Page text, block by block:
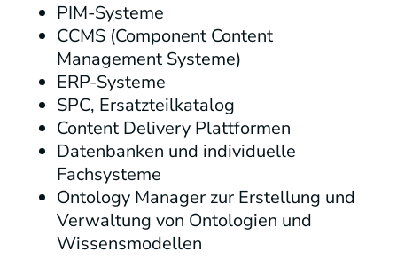
PIM-Systeme
CCMS (Component Content
Management Systeme)
ERP-Systeme
SPC, Ersatzteilkatalog
Content Delivery Plattformen
Datenbanken und individuelle
Fachsysteme
Ontology Manager zur Erstellung und
Verwaltung von Ontologien und
Wissensmodellen